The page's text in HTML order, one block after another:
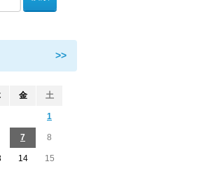
>>
金 土
1
7 8
14 15